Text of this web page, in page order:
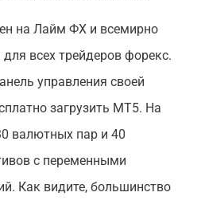
на Лайм ФХ и всемирно
всех трейдеров форекс.
управления своей
загрузить MT5. На
валютных пар и 40
с переменными
Как видите, большинство